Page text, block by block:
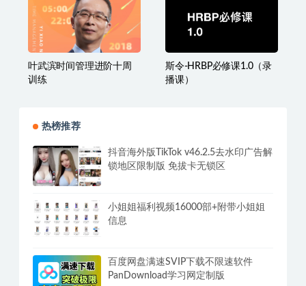
销售技巧：用一半时间拿
两倍订单
跟着华为学管理，洞悉管
训练
播课）
抖音海外版TikTok v46.2.5去水印广告解
小姐姐福利视频16000部+附带小姐姐